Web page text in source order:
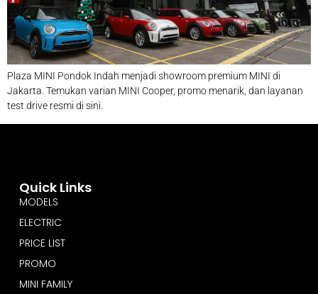
Plaza MINI Pondok Indah menjadi showroom premium MINI di
Jakarta. Temukan varian MINI Cooper, promo menarik, dan layanan
test drive resmi di sini.
Quick Links
MODELS
ELECTRIC
PRICE LIST
PROMO
MINI FAMILY